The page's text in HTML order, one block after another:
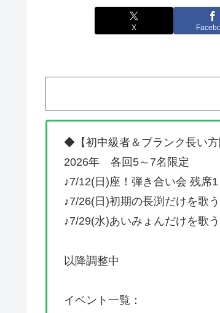
X
◆【初中級者＆ブランク長い方
2026年 各回5～7名限定
♪7/12(日)座！弾き合い会 残席1
♪7/26(日)初期の長渕だけを歌
♪7/29(水)あいみょんだけを歌
以降調整中
イベント一覧：